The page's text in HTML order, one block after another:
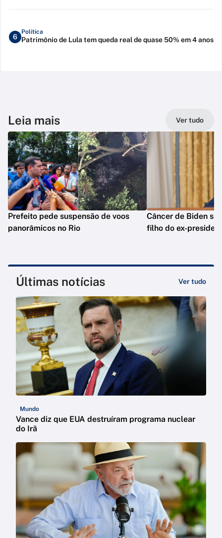
6
Política
Patrimônio de Lula tem queda real de quase 50% em 4 anos
Leia mais Ver tudo
Prefeito pede suspensão de voos
panorâmicos no Rio
Câncer de Biden se
filho do ex-
Últimas notícias Ver tudo
Mundo
Vance diz que EUA destruíram programa nuclear
do Irã